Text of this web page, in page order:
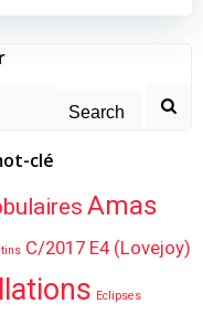
clé
Amas
C/2017 E4 (Lovejoy)
Eclipses